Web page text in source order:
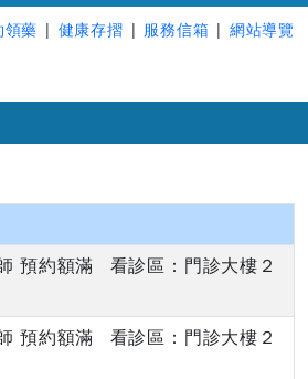
領藥 | 健康存摺 | 服務信箱 | 網站導覽
約額滿 看診區：門診大樓２
約額滿 看診區：門診大樓２